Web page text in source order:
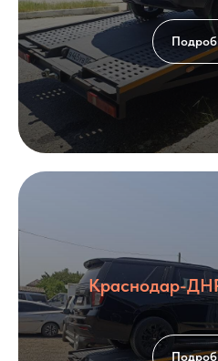
Краснодар-